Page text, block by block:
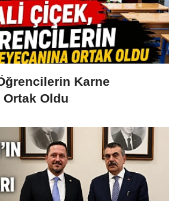
Karne
Ortak Oldu